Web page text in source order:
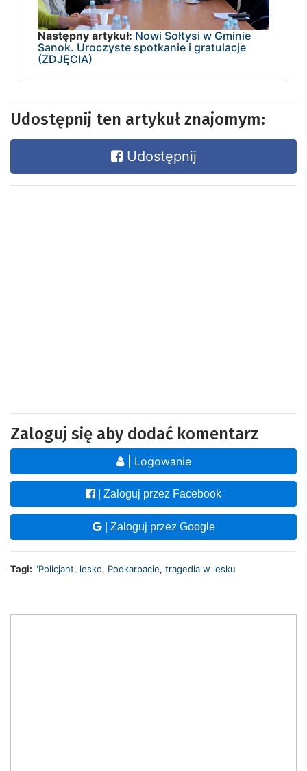
Następny artykuł: Nowi Sołtysi w Gminie
Sanok. Uroczyste spotkanie i gratulacje
(ZDJĘCIA)
Udostępnij ten artykuł znajomym:
Udostępnij
Zaloguj się aby dodać komentarz
| Logowanie
| Zaloguj przez Facebook
| Zaloguj przez Google
Tagi: "Policjant, lesko, Podkarpacie, tragedia w lesku